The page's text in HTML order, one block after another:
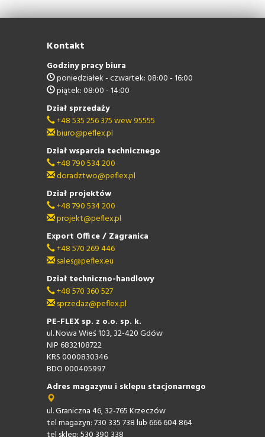
Kontakt
Godziny pracy biura
poniedziałek - czwartek: 08:00 - 16:00
piątek: 08:00 - 14:00
Dział sprzedaży
+48 535 256 375 wew 95555
biuro@peflex.pl
Dział wsparcia technicznego
+48 790 534 200
doradztwo@peflex.pl
Dział projektów
+48 790 534 200
projekt@peflex.pl
Export Office / Zagranica
+48 570 269 446
sales@peflex.eu
Dział techniczno-handlowy
+48 570 360 527
sprzedaz@peflex.pl
PE-FLEX sp. z o.o. sp. k.
ul. Nowa Wieś 103, 32-420 Gdów
NIP 6832108722
KRS 0000830346
BDO 000405997
Adres magazynu i sklepu stacjonarnego
ul. Graniczna 46, 32-765 Krzeczów
tel magazyn: 730 335 738 lub 666 604 864